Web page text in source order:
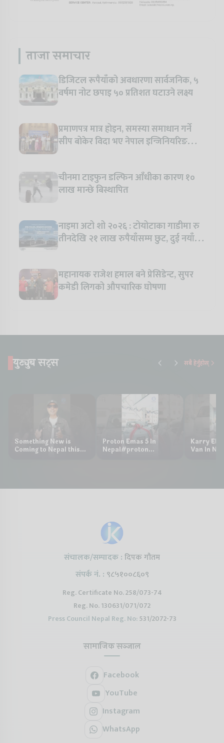
ताजा समाचार
डिजिटल रूपैयाँको अवधारणा सार्वजनिक, ५
वर्षमा नोट छपाइ ५० प्रतिशत घटाउने लक्ष्य
प्रमाणपत्र मात्र होइन, समस्या समाधान गर्ने
सीप बोकेर विदा भए नेपाल इन्जिनियरिङ
चीनमा टाइफुन डल्फिन आँधीका कारण १०
लाख मान्छे बिस्थापित
नाइमा अटो शो २०२६ : टोयोटाका गाडीमा रु
तीनदेखि २१ लाख रुपैयाँसम्म छुट, दुई नयाँ
महानायक राजेश हमाल बने प्रेसिडेन्ट, सुपर
कमेडी लिगको औपचारिक घोषणा
युट्युब सट्स सबै हेर्नुहोस्
Something New is
Coming to Nepal this
Proton Emas 5 In
Nepal#proton
Karry
Van In
संचालक/सम्पादक :दिपक गौतम
संपर्क नं. : ९८५१००८६०९
Reg. Certificate No. 258/073-74
Reg. No. 130631/071/072
Press Council Nepal Reg. No:531/2072-73
सामाजिक सञ्जाल
Facebook
YouTube
Instagram
WhatsApp